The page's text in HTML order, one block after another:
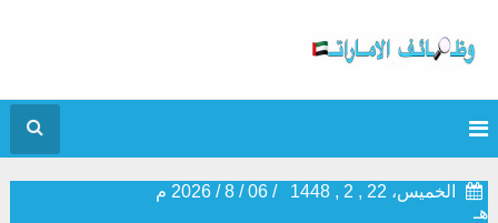
الخميس، 22 , 2 , 1448
هـ
/
06
/
8
/
2026 م